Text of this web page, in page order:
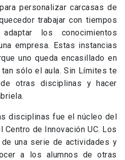
personalizar carcasas de
trabajar con tiempos
los conocimientos
empresa. Estas instancias
uno queda encasillado en
sólo el aula. Sin Límites te
otras disciplinas y hacer
disciplinas fue el núcleo del
de Innovación UC. Los
una serie de actividades y
a los alumnos de otras